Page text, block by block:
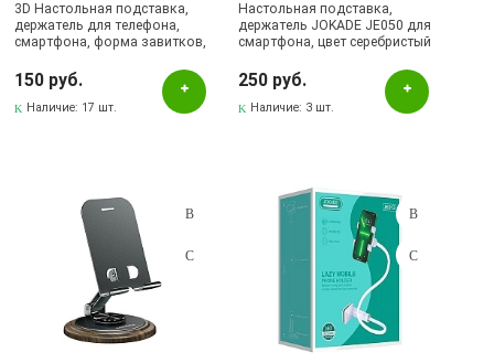
3D Настольная подставка,
держатель для телефона,
смартфона, форма завитков,
150 руб.
Наличие: 17 шт.
Настольная подставка,
держатель JOKADE JE050 для
смартфона, цвет серебристый
250 руб.
Наличие: 3 шт.